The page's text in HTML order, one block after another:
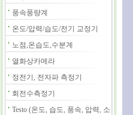
풍속풍량계
온도/압력/습도/전기 교정기
노점,온습도,수분계
열화상카메라
정전기, 전자파 측정기
회전수측정기
Testo (온도, 습도, 풍속, 압력, 소